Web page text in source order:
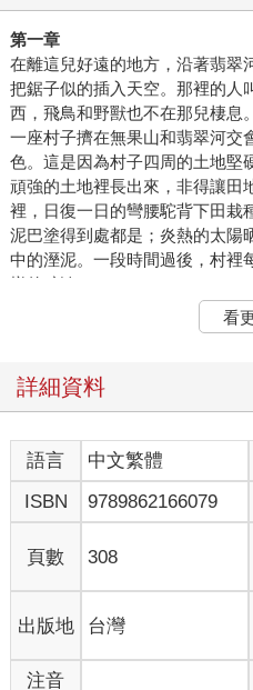
第一章
在離這兒好遠的地方，沿著翡翠
把鋸子似的插入天空。那裡的人
西，飛鳥和野獸也不在那兒棲息。
一座村子擠在無果山和翡翠河交
色。這是因為村子四周的土地堅
頑強的土地裡長出來，非得讓田
裡，日復一日的彎腰駝背下田栽
泥巴塗得到處都是；炎熱的太陽
中的溼泥。一段時間過後，村裡
樣的黯淡。
這座村子裡有一間屋子非常小，
起，讓人想起一束用細繩綑紮的
了三個人。其中一個，是名叫敏
輕快掠過臉龐、一閃即逝的微笑
大家都覺得她的名字──意思是
「太適合了。」她的母親歎了一
捷俐落。
敏俐的母親動不動就歎氣，每當
或簡陋的食物皺眉頭時，常會跟
親不歎氣的時候了；這經常讓敏
運的名字。因為正如這座村子和
俐和她的父母都非常貧窮。他們
己。屋子裡唯一的錢財是兩枚舊
看
詳細資料
語言 中文繁體
ISBN
9789862166079
頁數 308
出版地 台灣
注音